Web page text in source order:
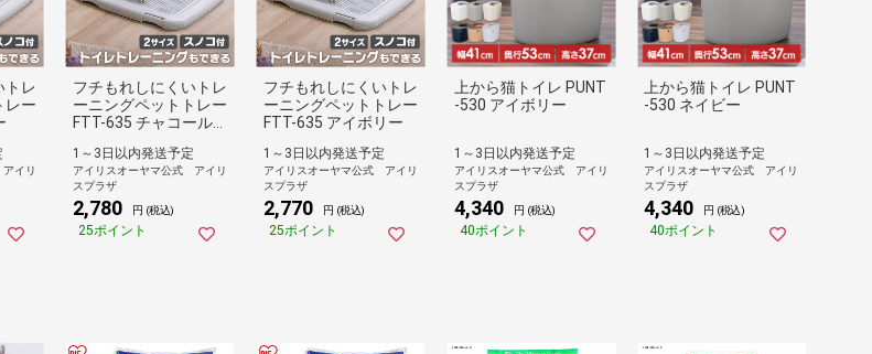
トレ
レー
イリ
フチもれしにくいトレ
ーニングペットトレー
FTT-635 チャコール
1～3日以内発送予定
アイリスオーヤマ公式 アイリ
スプラザ
2,780 円 (税込)
25ポイント
フチもれしにくいトレ
ーニングペットトレー
FTT-635 アイボリー
1～3日以内発送予定
アイリスオーヤマ公式 アイリ
スプラザ
2,770 円 (税込)
25ポイント
上から猫トイレ PUNT
-530 アイボリー
1～3日以内発送予定
アイリスオーヤマ公式 アイリ
スプラザ
4,340 円 (税込)
40ポイント
上から猫トイレ PUNT
-530 ネイビー
1～3日以内発送予定
アイリスオーヤマ公式 アイリ
スプラザ
4,340 円 (税込)
40ポイント